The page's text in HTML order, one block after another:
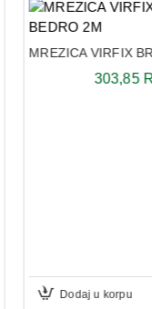
303,85
Dodaj u korpu